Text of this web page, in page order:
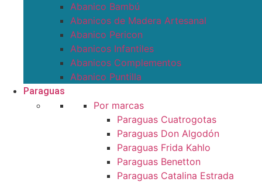
Abanico Bambú
Abanicos de Madera Artesanal
Abanico Pericon
Abanicos Infantiles
Abanicos Complementos
Abanico Puntilla
Paraguas
Por marcas
Paraguas Cuatrogotas
Paraguas Don Algodón
Paraguas Frida Kahlo
Paraguas Benetton
Paraguas Catalina Estrada